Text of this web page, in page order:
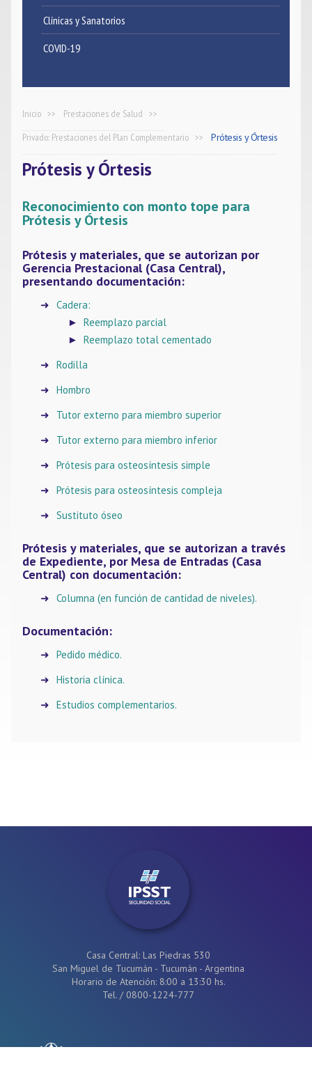
Clínicas y Sanatorios
COVID-19
Inicio
Prestaciones de Salud
Privado: Prestaciones del Plan Complementario
Prótesis y Órtesis
Prótesis y Órtesis
Reconocimiento con monto tope para
Prótesis y Órtesis
Prótesis y materiales, que se autorizan por
Gerencia Prestacional (Casa Central),
presentando documentación:
Cadera:
Reemplazo parcial
Reemplazo total cementado
Rodilla
Hombro
Tutor externo para miembro superior
Tutor externo para miembro inferior
Prótesis para osteosíntesis simple
Prótesis para osteosíntesis compleja
Sustituto óseo
Prótesis y materiales, que se autorizan a través
de Expediente, por Mesa de Entradas (Casa
Central) con documentación:
Columna (en función de cantidad de niveles).
Documentación:
Pedido médico.
Historia clínica.
Estudios complementarios.
Casa Central: Las Piedras 530
San Miguel de Tucumán - Tucumán - Argentina
Horario de Atención: 8:00 a 13:30 hs.
Tel./ 0800-1224-777